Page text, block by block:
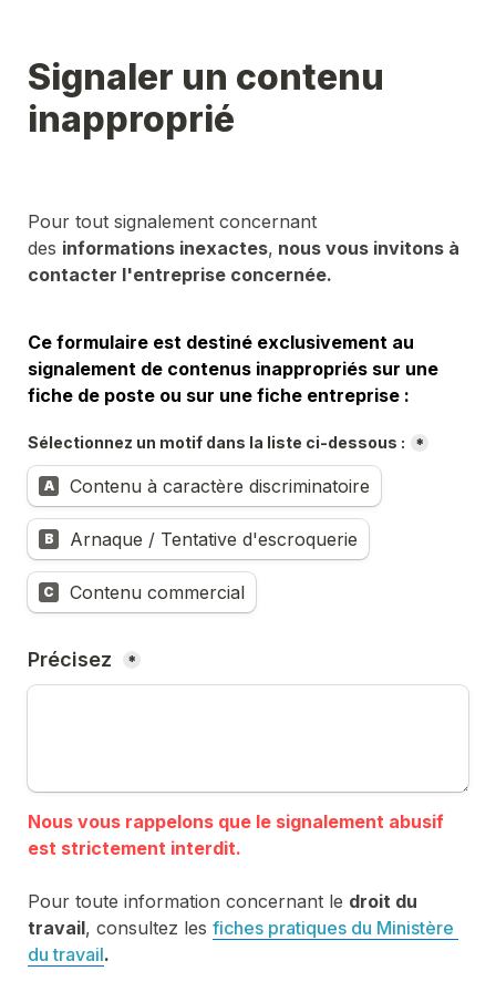
Signaler un contenu
inapproprié
Pour tout signalement concernant
des informations inexactes, nous vous invitons à
contacter l'entreprise concernée.
Ce formulaire est destiné exclusivement au
signalement de contenus inappropriés sur une
fiche de poste ou sur une fiche entreprise :
Sélectionnez un motif dans la liste ci-dessous : *
A Contenu à caractère discriminatoire
B Arnaque / Tentative d'escroquerie
C Contenu commercial
Précisez *
Nous vous rappelons que le signalement abusif
Pour toute information concernant le droit du
travail, consultez les fiches pratiques du Ministère
du travail